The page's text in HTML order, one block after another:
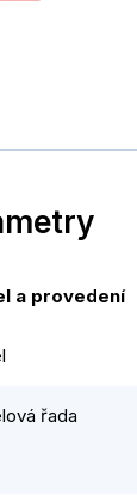
a provedení
řada